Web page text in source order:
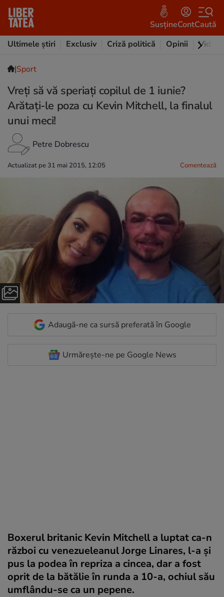
SusțineContCaută
Ultimele știri
Exclusiv Criză politică Opinii Video
|Sport
Vreți să vă speriați copilul de 1 iunie?
Arătați-le poza cu Kevin Mitchell, la finalul
unui meci!
Petre Dobrescu
Actualizat pe 31 mai 2015, 12:05 Comentează
Adaugă-ne ca sursă preferată în Google
Urmărește-ne pe Google News
Boxerul britanic Kevin Mitchell a luptat ca-n
război cu venezueleanul Jorge Linares, l-a și
pus la podea în repriza a cincea, dar a fost
oprit de la bătălie în runda a 10-a, ochiul său
umflându-se ca un pepene.